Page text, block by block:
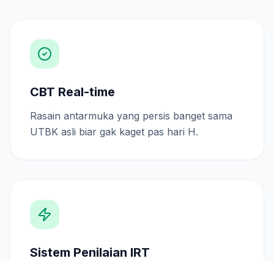
CBT Real-time
Rasain antarmuka yang persis banget sama
UTBK asli biar gak kaget pas hari H.
Sistem Penilaian IRT